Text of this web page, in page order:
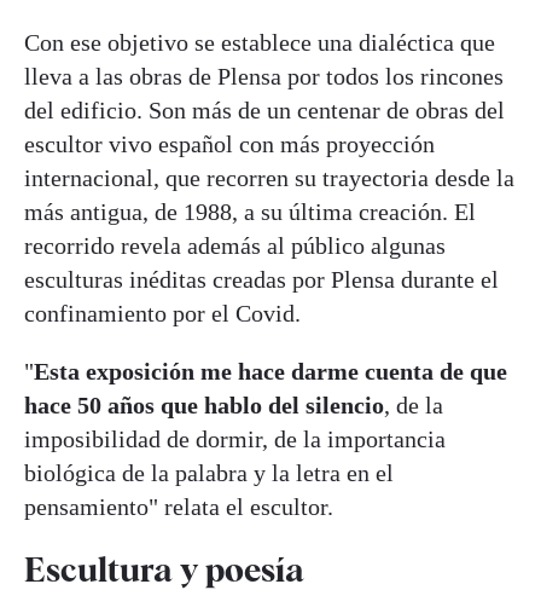
Con ese objetivo se establece una dialéctica que
lleva a las obras de Plensa por todos los rincones
del edificio. Son más de un centenar de obras del
escultor vivo español con más proyección
internacional, que recorren su trayectoria desde la
más antigua, de 1988, a su última creación. El
recorrido revela además al público algunas
esculturas inéditas creadas por Plensa durante el
confinamiento por el Covid.
"Esta exposición me hace darme cuenta de que
hace 50 años que hablo del silencio, de la
imposibilidad de dormir, de la importancia
biológica de la palabra y la letra en el
pensamiento" relata el escultor.
Escultura y poesía